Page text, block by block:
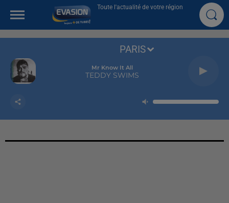
Toute l'actualité de votre région
Mr Know It All
TEDDY SWIMS
PARIS